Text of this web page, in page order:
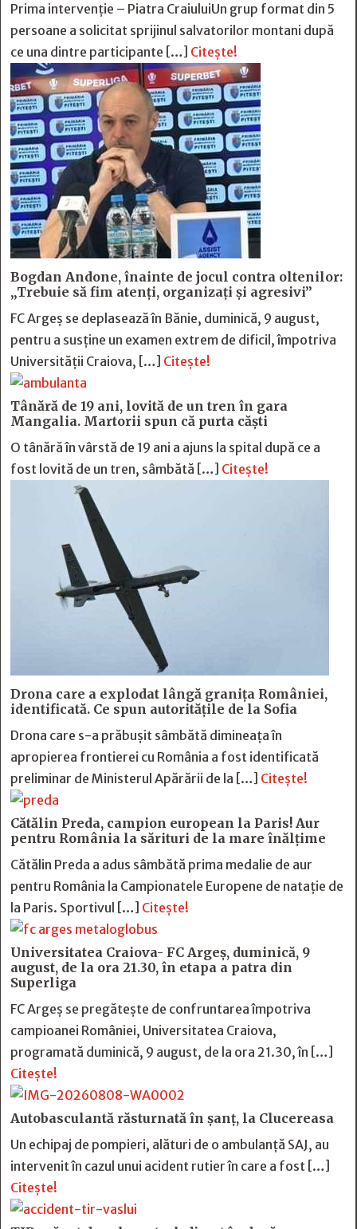
Prima intervenție – Piatra CraiuluiUn grup format din 5
persoane a solicitat sprijinul salvatorilor montani după
ce una dintre participante […] Citește!
Bogdan Andone, înainte de jocul contra oltenilor:
„Trebuie să fim atenți, organizați și agresivi”
FC Argeș se deplasează în Bănie, duminică, 9 august,
pentru a susține un examen extrem de dificil, împotriva
Universității Craiova, […] Citește!
Tânără de 19 ani, lovită de un tren în gara
Mangalia. Martorii spun că purta căști
O tânără în vârstă de 19 ani a ajuns la spital după ce a
fost lovită de un tren, sâmbătă […] Citește!
Drona care a explodat lângă granița României,
identificată. Ce spun autoritățile de la Sofia
Drona care s-a prăbușit sâmbătă dimineața în
apropierea frontierei cu România a fost identificată
preliminar de Ministerul Apărării de la […] Citește!
Cătălin Preda, campion european la Paris! Aur
pentru România la sărituri de la mare înălțime
Cătălin Preda a adus sâmbătă prima medalie de aur
pentru România la Campionatele Europene de natație de
la Paris. Sportivul […] Citește!
Universitatea Craiova- FC Argeș, duminică, 9
august, de la ora 21.30, în etapa a patra din
Superliga
FC Argeș se pregătește de confruntarea împotriva
campioanei României, Universitatea Craiova,
programată duminică, 9 august, de la ora 21.30, în […]
Citește!
Autobasculantă răsturnată în șanț, la Clucereasa
Un echipaj de pompieri, alături de o ambulanță SAJ, au
intervenit în cazul unui acident rutier în care a fost […]
Citește!